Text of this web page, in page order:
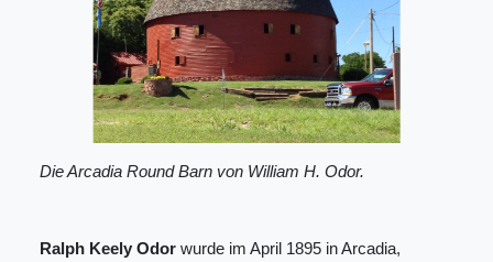
Die Arcadia Round Barn von William H. Odor.
Ralph Keely Odor wurde im April 1895 in Arcadia,